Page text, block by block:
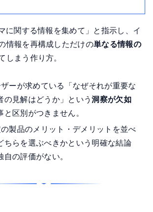
に関する情報を集めて」と指示し、イ
情報を再構成しただけの単なる情報の
しまう作り方。
ーが求めている「なぜそれが重要な
の見解はどうか」という洞察が欠如
と区別がつきません。
製品のメリット・デメリットを並べ
ちらを選ぶべきかという明確な結論
自の評価がない。